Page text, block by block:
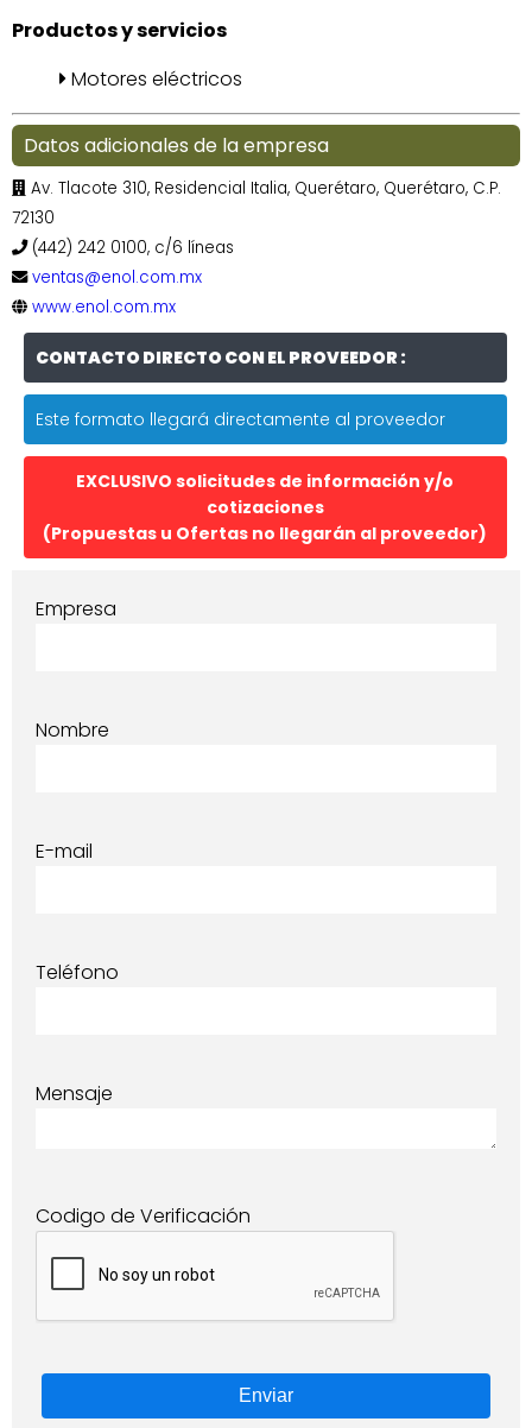
Productos y servicios
Motores eléctricos
Datos adicionales de la empresa
Av. Tlacote 310, Residencial Italia, Querétaro, Querétaro, C.P.
72130
(442) 242 0100, c/6 líneas
ventas@enol.com.mx
www.enol.com.mx
CONTACTO DIRECTO CON EL PROVEEDOR :
Este formato llegará directamente al proveedor
EXCLUSIVO solicitudes de información y/o
cotizaciones
(Propuestas u Ofertas no llegarán al proveedor)
Empresa
Nombre
E-mail
Teléfono
Mensaje
Codigo de Verificación
Enviar